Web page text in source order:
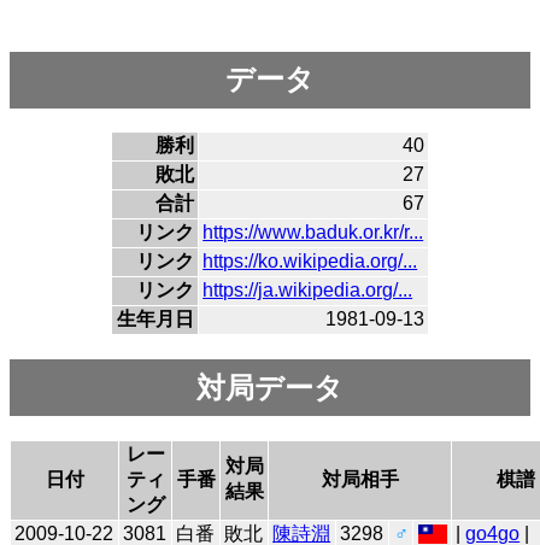
データ
勝利
40
敗北
27
合計
67
リンク
https://www.baduk.or.kr/r...
リンク
https://ko.wikipedia.org/...
リンク
https://ja.wikipedia.org/...
生年月日
1981-09-13
対局データ
日付
レー
ティ
ング
手番
対局
結果
対局相手 棋譜
2009-10-22 3081 白番 敗北 陳詩淵 3298 ♂ |go4go